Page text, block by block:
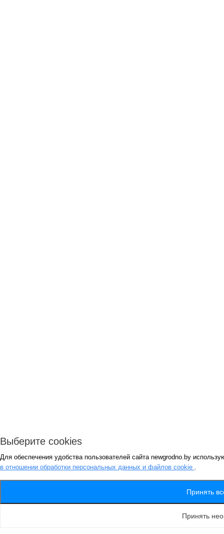
Выберите cookies
Для обеспечения удобства пользователей сайта newgrodno.by
в отношении обработки персональных данных и файлов cookie .
Принять
Принять